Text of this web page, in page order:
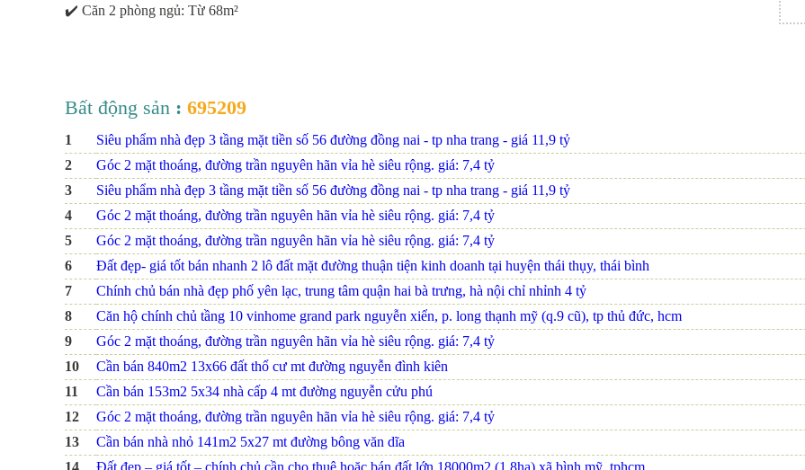
✔️ Căn 2 phòng ngủ: Từ 68m²
Bất động sản : 695209
1 Siêu phẩm nhà đẹp 3 tầng mặt tiền số 56 đường đồng nai - tp nha trang - giá 11,9 tỷ
2
Góc 2 mặt thoáng, đường trần nguyên hãn vỉa hè siêu rộng. giá: 7,4 tỷ
3
Siêu phẩm nhà đẹp 3 tầng mặt tiền số 56 đường đồng nai - tp nha trang - giá 11,9 tỷ
4
Góc 2 mặt thoáng, đường trần nguyên hãn vỉa hè siêu rộng. giá: 7,4 tỷ
5
Góc 2 mặt thoáng, đường trần nguyên hãn vỉa hè siêu rộng. giá: 7,4 tỷ
6
Đất đẹp- giá tốt bán nhanh 2 lô đất mặt đường thuận tiện kinh doanh tại huyện thái thụy, thái bình
7
Chính chủ bán nhà đẹp phố yên lạc, trung tâm quận hai bà trưng, hà nội chỉ nhỉnh 4 tỷ
8
Căn hộ chính chủ tầng 10 vinhome grand park nguyễn xiển, p. long thạnh mỹ (q.9 cũ), tp thủ đức, hcm
9
Góc 2 mặt thoáng, đường trần nguyên hãn vỉa hè siêu rộng. giá: 7,4 tỷ
10
Cần bán 840m2 13x66 đất thổ cư mt đường nguyễn đình kiên
11
Cần bán 153m2 5x34 nhà cấp 4 mt đường nguyễn cửu phú
12
Góc 2 mặt thoáng, đường trần nguyên hãn vỉa hè siêu rộng. giá: 7,4 tỷ
13
Cần bán nhà nhỏ 141m2 5x27 mt đường bông văn dĩa
14
Đất đẹp – giá tốt – chính chủ cần cho thuê hoặc bán đất lớn 18000m2 (1,8ha) xã bình mỹ, tphcm